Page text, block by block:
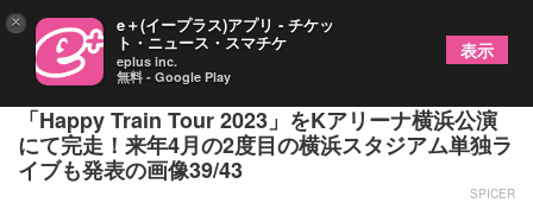
【ツアー最終日レポート】日向坂46 全国ツアー
「Happy Train Tour 2023」をKアリーナ横浜公演
にて完走！来年4月の2度目の横浜スタジアム単独ラ
イブも発表の画像39/43
SPICER
× e＋(イープラス)アプリ - チケッ
ト・ニュース・スマチケ
eplus inc.
無料 - Google Play
表示